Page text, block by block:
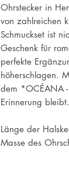
Ohrstecker in
von zahlreichen
Schmuckset ist
Geschenk für
perfekte
höherschlagen.
dem *OCÉANA -
Erinnerung bleibt.
Länge der
Masse des